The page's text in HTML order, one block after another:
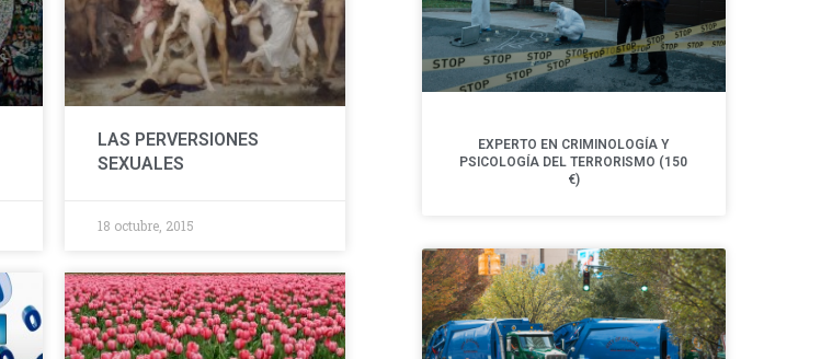
LAS PERVERSIONES
SEXUALES
18 octubre, 2015
EXPERTO EN CRIMINOLOGÍA Y
PSICOLOGÍA DEL TERRORISMO (150
€)